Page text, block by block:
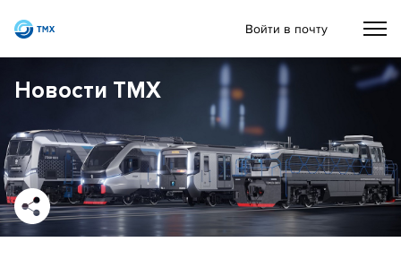
Войти в почту
Новости ТМХ